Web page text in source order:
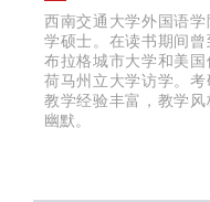
西南交通大学外国语学
学硕士。在读书期间曾
布拉格城市大学和美国
荷马州立大学访学。考
教学经验丰富，教学风
幽默。